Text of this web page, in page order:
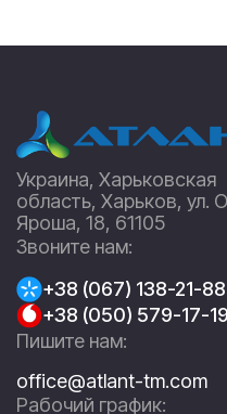
Украина, Харьковская
область, Харьков, ул.
Яроша, 18, 61105
Звоните нам:
+38 (067) 138-21-88
+38 (050) 579-17-19
Пишите нам:
office@atlant-tm.com
Рабочий график: